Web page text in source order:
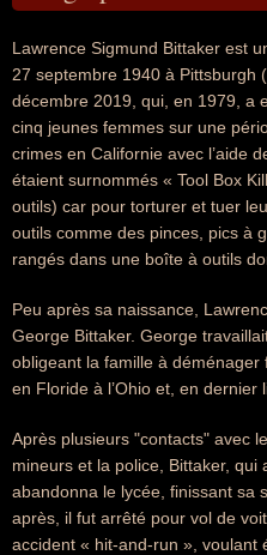
Lawrence Sigmund Bittaker est
27 septembre 1940 à Pittsburgh
décembre 2019, qui, en 1979, a
cinq jeunes femmes sur une
crimes en Californie avec l’aide
étaient surnommés « Tool Box
outils) car pour torturer et tuer
outils comme des pinces, pics à
rangés dans une boîte à outils
Peu après sa naissance,
George Bittaker. George
obligeant la famille à
en Floride à l’Ohio et, en dernier
Après plusieurs "contacts" avec
mineurs et la police, Bittaker, qui
abandonna le lycée, finissant sa
après, il fut arrêté pour vol de
accident « hit-and-run », voulant